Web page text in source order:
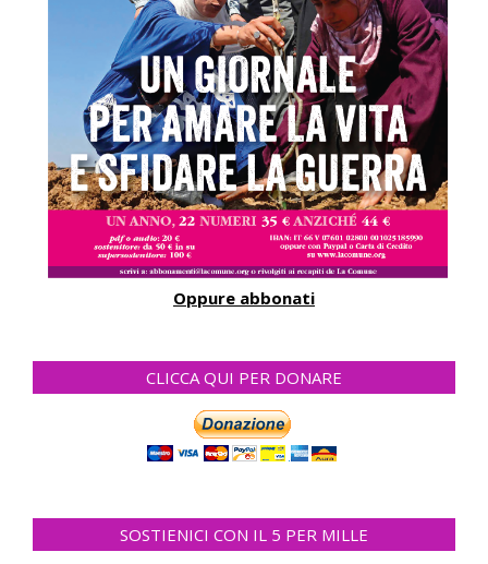
Oppure abbonati
CLICCA QUI PER DONARE
SOSTIENICI CON IL 5 PER MILLE